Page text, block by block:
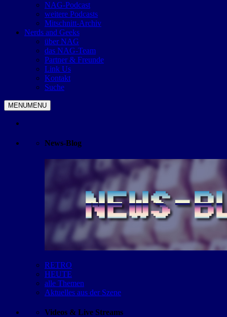
NAG-Podcast
weitere Podcasts
Mitschnitt-Archiv
Nerds and Geeks
über NAG
das NAG-Team
Partner & Freunde
Link Us
Kontakt
Suche
MENUMENU
News-Blog
RETRO
HEUTE
alle Themen
Aktuelles aus der Szene
Videos & Live Streams